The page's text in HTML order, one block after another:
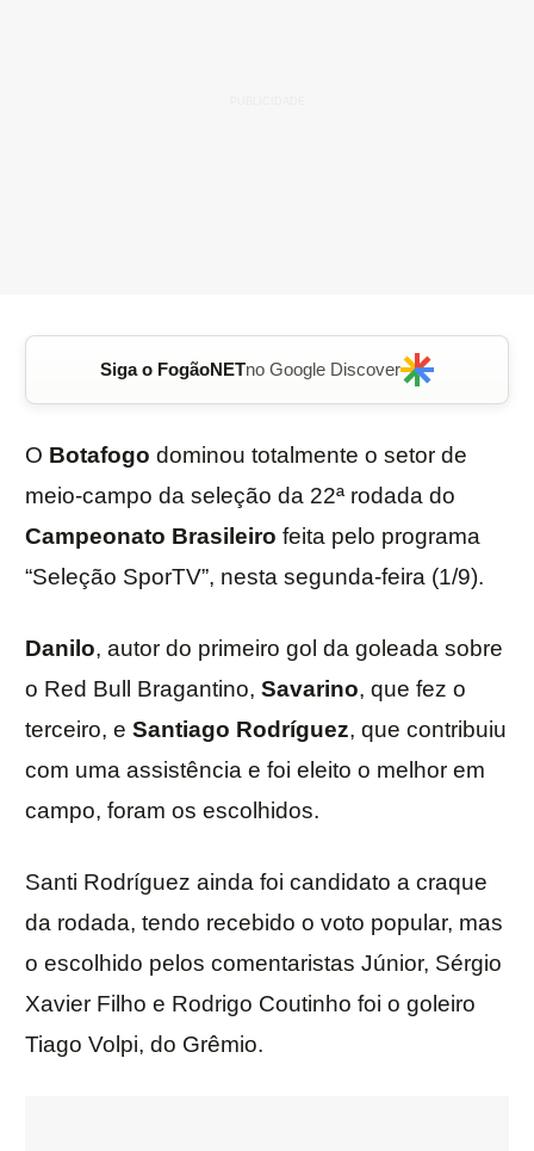
Siga o FogãoNETno Google Discover
O Botafogo dominou totalmente o setor de
meio-campo da seleção da 22ª rodada do
Campeonato Brasileiro feita pelo programa
“Seleção SporTV”, nesta segunda-feira (1/9).
Danilo, autor do primeiro gol da goleada sobre
o Red Bull Bragantino, Savarino, que fez o
terceiro, e Santiago Rodríguez, que contribuiu
com uma assistência e foi eleito o melhor em
campo, foram os escolhidos.
Santi Rodríguez ainda foi candidato a craque
da rodada, tendo recebido o voto popular, mas
o escolhido pelos comentaristas Júnior, Sérgio
Xavier Filho e Rodrigo Coutinho foi o goleiro
Tiago Volpi, do Grêmio.